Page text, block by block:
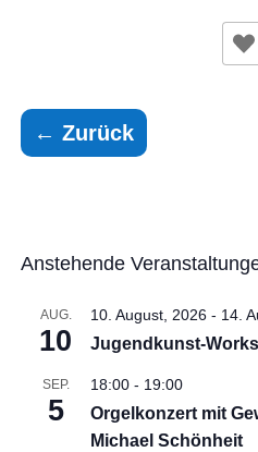
←Zurück
Anstehende
AUG.
10
10. August, 2026 - 14.
Jugendkunst-
SEP.
5
18:00 - 19:00
Orgelkonzert mit
Michael Schönheit